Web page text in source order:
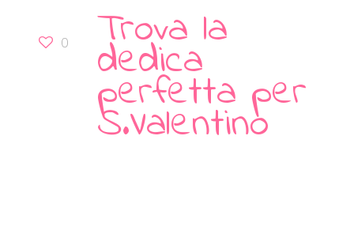
0 Trova la
dedica
perfetta per
S.Valentino